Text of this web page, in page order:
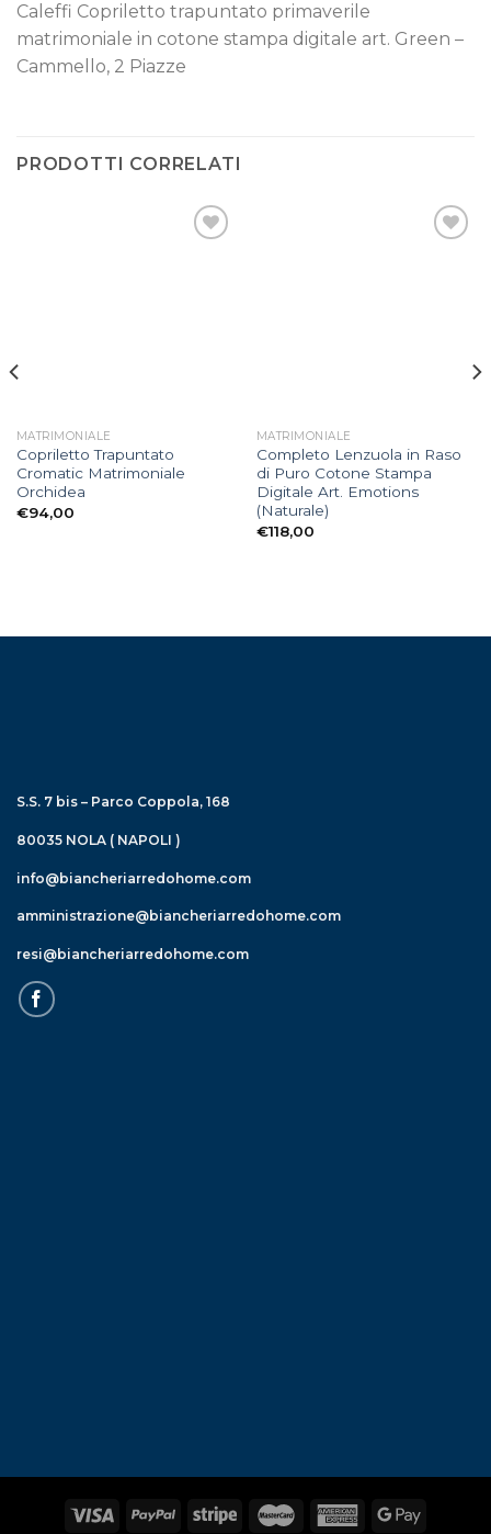
Caleffi Copriletto trapuntato primaverile
matrimoniale in cotone stampa digitale art. Green –
Cammello, 2 Piazze
PRODOTTI CORRELATI
MATRIMONIALE
Copriletto Trapuntato
Cromatic Matrimoniale
Orchidea
€94,00
MATRIMONIALE
Completo Lenzuola in Raso
di Puro Cotone Stampa
Digitale Art. Emotions
(Naturale)
€118,00
S.S. 7 bis – Parco Coppola, 168
80035 NOLA ( NAPOLI )
info@biancheriarredohome.com
amministrazione@biancheriarredohome.com
resi@biancheriarredohome.com